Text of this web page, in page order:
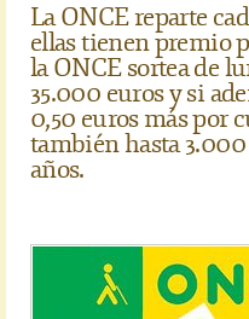
La ONCE reparte
ellas tienen premio
la ONCE sortea de
35.000 euros y si
0,50 euros más por
también hasta
años.